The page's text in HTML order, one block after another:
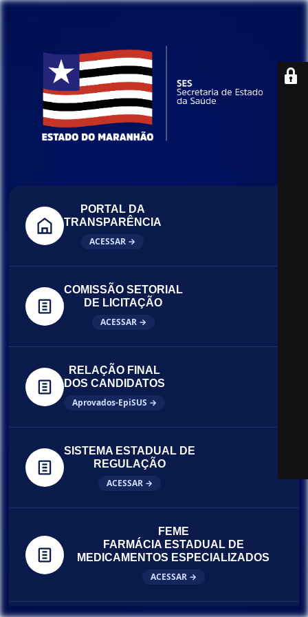
PORTAL DA
TRANSPARÊNCIA
ACESSAR →
COMISSÃO SETORIAL
DE LICITAÇÃO
ACESSAR →
RELAÇÃO FINAL
DOS CANDIDATOS
Aprovados-EpiSUS →
SISTEMA ESTADUAL DE
REGULAÇÃO
ACESSAR →
FEME
FARMÁCIA ESTADUAL DE
MEDICAMENTOS ESPECIALIZADOS
ACESSAR →